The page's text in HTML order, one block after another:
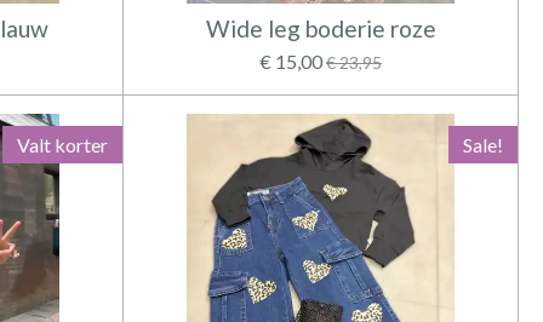
Wide leg boderie roze
€ 15,00€ 23,95
Valt korter Sale!